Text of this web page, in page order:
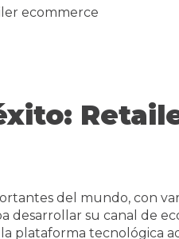
ecommerce
del mundo, con
desarrollar su canal de
la plataforma tecnológica